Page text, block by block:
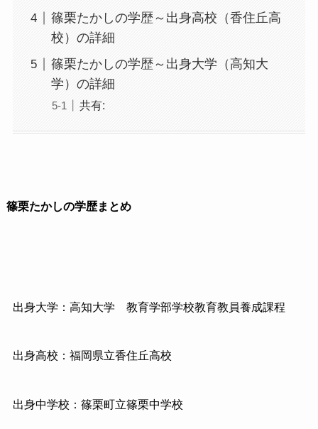
篠栗たかしの学歴～出身高校（香住丘高
校）の詳細
篠栗たかしの学歴～出身大学（高知大
学）の詳細
共有:
篠栗たかしの学歴まとめ
出身大学：高知大学 教育学部学校教育教員養成課程
出身高校：福岡県立香住丘高校
出身中学校：篠栗町立篠栗中学校